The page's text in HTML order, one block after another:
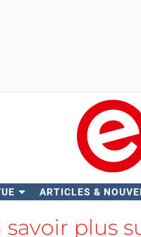
ARTICLES &
savoir plus